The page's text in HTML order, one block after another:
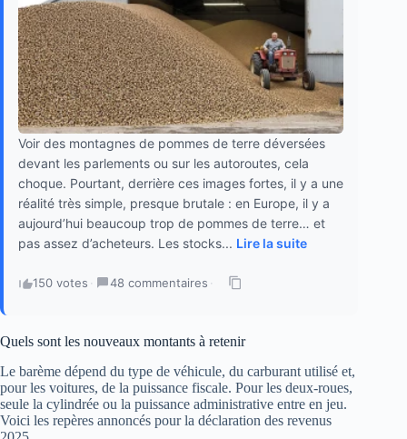
Voir des montagnes de pommes de terre déversées
devant les parlements ou sur les autoroutes, cela
choque. Pourtant, derrière ces images fortes, il y a une
réalité très simple, presque brutale : en Europe, il y a
aujourd’hui beaucoup trop de pommes de terre… et
pas assez d’acheteurs. Les stocks... Lire la suite
150 votes · 48 commentaires ·
Quels sont les nouveaux montants à retenir
Le barème dépend du type de véhicule, du carburant utilisé et,
pour les voitures, de la puissance fiscale. Pour les deux-roues,
seule la cylindrée ou la puissance administrative entre en jeu.
Voici les repères annoncés pour la déclaration des revenus